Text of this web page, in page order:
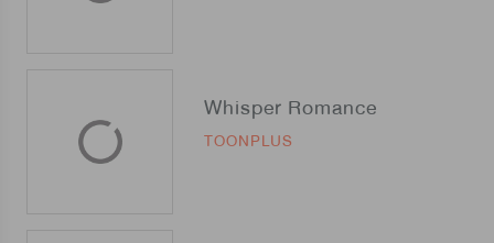
Whisper Romance
TOONPLUS